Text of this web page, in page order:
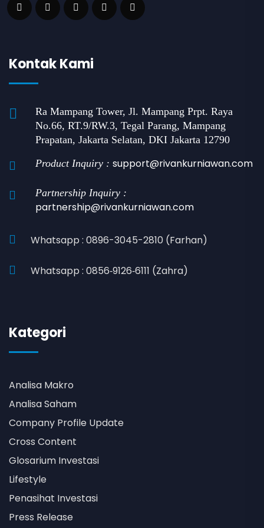
Kontak Kami
Ra Mampang Tower, Jl. Mampang Prpt. Raya
No.66, RT.9/RW.3, Tegal Parang, Mampang
Prapatan, Jakarta Selatan, DKI Jakarta 12790
Product Inquiry : support@rivankurniawan.com
Partnership Inquiry :
partnership@rivankurniawan.com
Whatsapp : 0896-3045-2810 (Farhan)
Whatsapp : 0856‑9126‑6111 (Zahra)
Kategori
Analisa Makro
Analisa Saham
Company Profile Update
Cross Content
Glosarium Investasi
Lifestyle
Penasihat Investasi
Press Release